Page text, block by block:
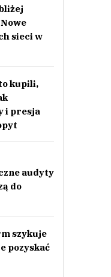
sieci w
kupili,
i presja
audyty
do
szykuje
pozyskać